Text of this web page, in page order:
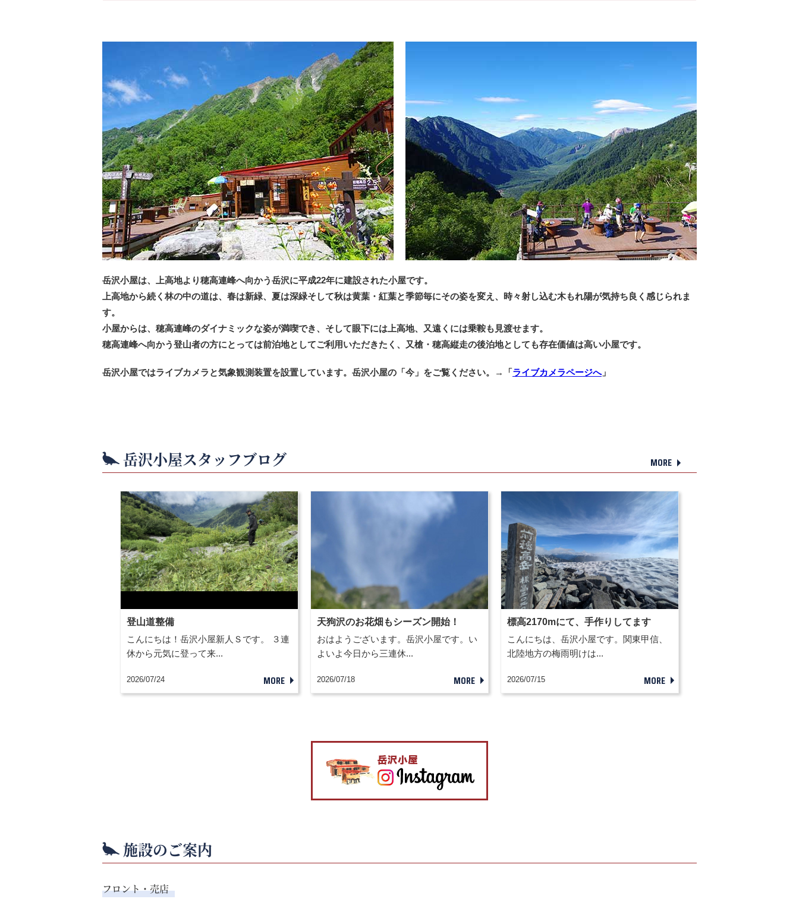
岳沢小屋は、上高地より穂高連峰へ向かう岳沢に平成22年に建設された小屋です。
上高地から続く林の中の道は、春は新緑、夏は深緑そして秋は黄葉・紅葉と季節毎にその姿を変え、時々射し込む木もれ陽が気持ち良く感じられま
す。
小屋からは、穂高連峰のダイナミックな姿が満喫でき、そして眼下には上高地、又遠くには乗鞍も見渡せます。
穂高連峰へ向かう登山者の方にとっては前泊地としてご利用いただきたく、又槍・穂高縦走の後泊地としても存在価値は高い小屋です。
岳沢小屋ではライブカメラと気象観測装置を設置しています。岳沢小屋の「今」をご覧ください。→「ライブカメラページへ」
岳沢小屋スタッフブログ MORE
登山道整備
こんにちは！岳沢小屋新人Ｓです。 ３連
休から元気に登って来...
2026/07/24 MORE
天狗沢のお花畑もシーズン開始！
おはようございます。岳沢小屋です。い
よいよ今日から三連休...
2026/07/18 MORE
標高2170mにて、手作りしてます
こんにちは、岳沢小屋です。関東甲信、
北陸地方の梅雨明けは...
2026/07/15 MORE
施設のご案内
フロント・売店